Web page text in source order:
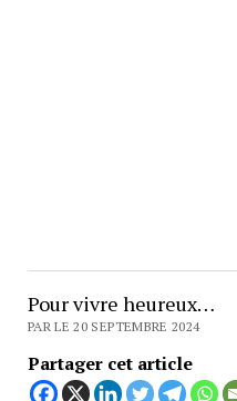
Pour vivre heureux…
PAR LE 20 SEPTEMBRE 2024
Partager cet article